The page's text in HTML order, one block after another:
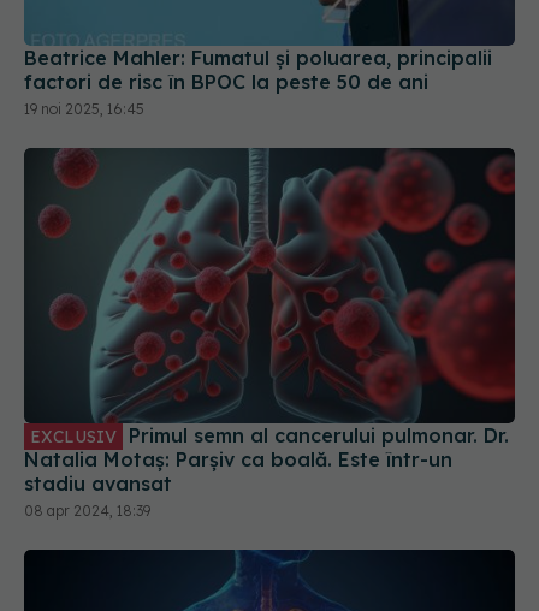
EXCLUSIV Primul semn al cancerului pulmonar. Dr.
Natalia Motaș: Parșiv ca boală. Este într-un
stadiu avansat
08 apr 2024, 18:39